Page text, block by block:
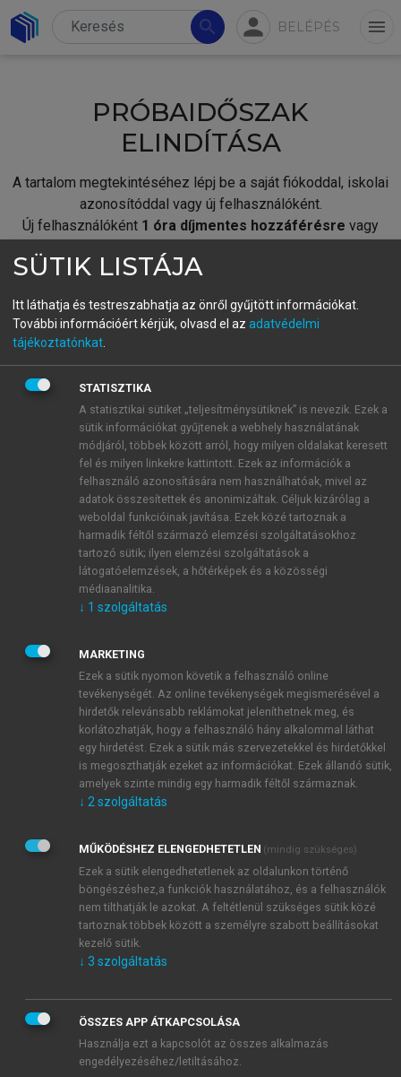
search person BELÉPÉS menu
PRÓBAIDŐSZAK
ELINDÍTÁSA
A tartalom megtekintéséhez lépj be a saját fiókoddal, iskolai
azonosítóddal vagy új felhasználóként.
Új felhasználóként 1 óra díjmentes hozzáférésre vagy
fiókoddal,vagy hozz létre új fiókot.
A regisztráció után apróbaidőszakautomatikusan
BELÉPÉS SAJÁT FIÓKKAL
ÚJ FIÓK LÉTREHOZÁSA
1 óra díjmentes hozzáférés
E-MAIL-CÍM
JELSZÓ
JELSZÓ ÚJRA
Kérek értesítést a MeRSZ újdonságairól, akcióiról.
Kérek értesítést az Akadémiai Kiadó Zrt. újdonságairól,
Adatkezelési tájékoztatóbanfoglaltakat tudomásul
veszem és elfogadom.
Általános vásárlási feltételeket, valamint a szotar.netés a
mersz.huoldalak licencszerződéseiben foglaltakat
tudomásul veszem és elfogadom.
KIPRÓBÁLOM
SÜTIK LISTÁJA
Itt láthatja és testreszabhatja az önről gyűjtött információkat.
További információért kérjük, olvasd el az adatvédelmi
tájékoztatónkat
STATISZTIKA
A statisztikai sütiket „teljesítménysütiknek” is nevezik. Ezek a
sütik információkat gyűjtenek a webhely használatának
módjáról, többek között arról, hogy milyen oldalakat keresett
fel és milyen linkekre kattintott. Ezek az információk a
felhasználó azonosítására nem használhatóak, mivel az
adatok összesítettek és anonimizáltak. Céljuk kizárólag a
weboldal funkcióinak javítása. Ezek közé tartoznak a
harmadik féltől származó elemzési szolgáltatásokhoz
tartozó sütik; ilyen elemzési szolgáltatások a
látogatóelemzések, a hőtérképek és a közösségi
médiaanalitika.
↓ 1 szolgáltatás
MARKETING
Ezek a sütik nyomon követik a felhasználó online
tevékenységét. Az online tevékenységek megismerésével a
hirdetők relevánsabb reklámokat jeleníthetnek meg, és
korlátozhatják, hogy a felhasználó hány alkalommal láthat
egy hirdetést. Ezek a sütik más szervezetekkel és hirdetőkkel
is megoszthatják ezeket az információkat. Ezek állandó sütik,
amelyek szinte mindig egy harmadik féltől származnak.
↓ 2 szolgáltatás
MŰKÖDÉSHEZ ELENGEDHETETLEN (mindig szükséges)
Ezek a sütik elengedhetetlenek az oldalunkon történő
böngészéshez,a funkciók használatához, és a felhasználók
nem tilthatják le azokat. A feltétlenül szükséges sütik közé
tartoznak többek között a személyre szabott beállításokat
kezelő sütik.
↓ 3 szolgáltatás
ÖSSZES APP ÁTKAPCSOLÁSA
Használja ezt a kapcsolót az összes alkalmazás
engedélyezéséhez/letiltásához.